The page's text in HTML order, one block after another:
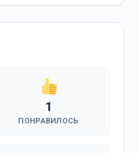
1
ПОНРАВИЛОСЬ